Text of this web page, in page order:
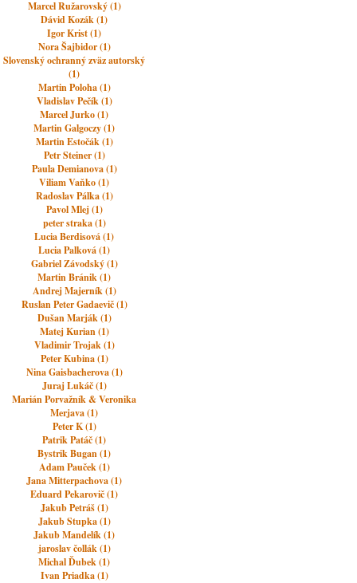
Marcel Ružarovský (1)
Dávid Kozák (1)
Igor Krist (1)
Nora Šajbidor (1)
Slovenský ochranný zväz autorský
(1)
Martin Poloha (1)
Vladislav Pečík (1)
Marcel Jurko (1)
Martin Galgoczy (1)
Martin Estočák (1)
Petr Steiner (1)
Paula Demianova (1)
Viliam Vaňko (1)
Radoslav Pálka (1)
Pavol Mlej (1)
peter straka (1)
Lucia Berdisová (1)
Lucia Palková (1)
Gabriel Závodský (1)
Martin Bránik (1)
Andrej Majerník (1)
Ruslan Peter Gadaevič (1)
Dušan Marják (1)
Matej Kurian (1)
Vladimir Trojak (1)
Peter Kubina (1)
Nina Gaisbacherova (1)
Juraj Lukáč (1)
Marián Porvažník & Veronika
Merjava (1)
Peter K (1)
Patrik Patáč (1)
Bystrik Bugan (1)
Adam Pauček (1)
Jana Mitterpachova (1)
Eduard Pekarovič (1)
Jakub Petráš (1)
Jakub Stupka (1)
Jakub Mandelík (1)
jaroslav čollák (1)
Michal Ďubek (1)
Ivan Priadka (1)